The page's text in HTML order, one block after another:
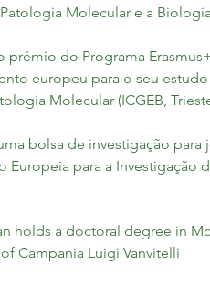
Patologia Molecular e a
prémio do Programa
europeu para o seu
Molecular (ICGEB,
bolsa de investigação para
Europeia para a Investigação
holds a doctoral degree in
Campania Luigi Vanvitelli